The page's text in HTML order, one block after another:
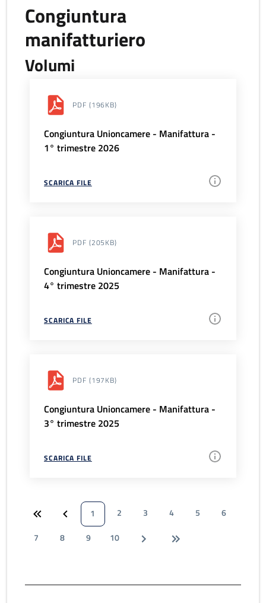
Congiuntura
manifatturiero
Volumi
PDF (196KB)
Congiuntura Unioncamere - Manifattura -
1° trimestre 2026
SCARICA FILE
PDF (205KB)
Congiuntura Unioncamere - Manifattura -
4° trimestre 2025
SCARICA FILE
PDF (197KB)
Congiuntura Unioncamere - Manifattura -
3° trimestre 2025
SCARICA FILE
1 2 3 4 5
6
7
8 9 10